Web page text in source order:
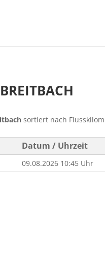
BREITBACH
sortiert nach
Datum / Uhrzeit
09.08.2026 10:45 Uhr